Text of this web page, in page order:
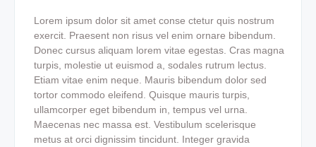
Lorem ipsum dolor sit amet conse ctetur quis nostrum
exercit. Praesent non risus vel enim ornare bibendum.
Donec cursus aliquam lorem vitae egestas. Cras magna
turpis, molestie ut euismod a, sodales rutrum lectus.
Etiam vitae enim neque. Mauris bibendum dolor sed
tortor commodo eleifend. Quisque mauris turpis,
ullamcorper eget bibendum in, tempus vel urna.
Maecenas nec massa est. Vestibulum scelerisque
metus at orci dignissim tincidunt. Integer gravida